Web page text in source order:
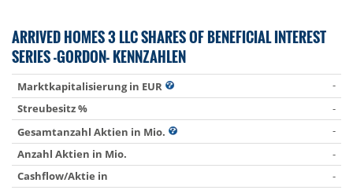
ARRIVED HOMES 3 LLC SHARES OF BENEFICIAL INTEREST
SERIES -GORDON- KENNZAHLEN
Marktkapitalisierung in EUR
-
Streubesitz %
-
Gesamtanzahl Aktien in Mio.
-
Anzahl Aktien in Mio.
-
Cashflow/Aktie in
-